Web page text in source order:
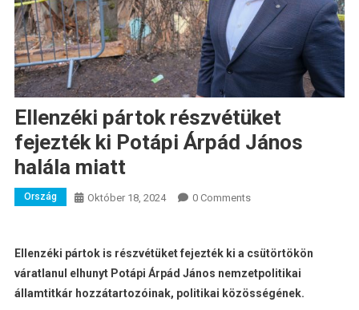
Ellenzéki pártok részvétüket
fejezték ki Potápi Árpád János
halála miatt
Ország Október 18, 2024 0 Comments
Ellenzéki pártok is részvétüket fejezték ki a csütörtökön
váratlanul elhunyt Potápi Árpád János nemzetpolitikai
államtitkár hozzátartozóinak, politikai közösségének.